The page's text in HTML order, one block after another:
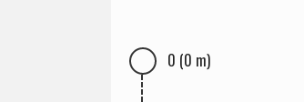
0 (0 m)